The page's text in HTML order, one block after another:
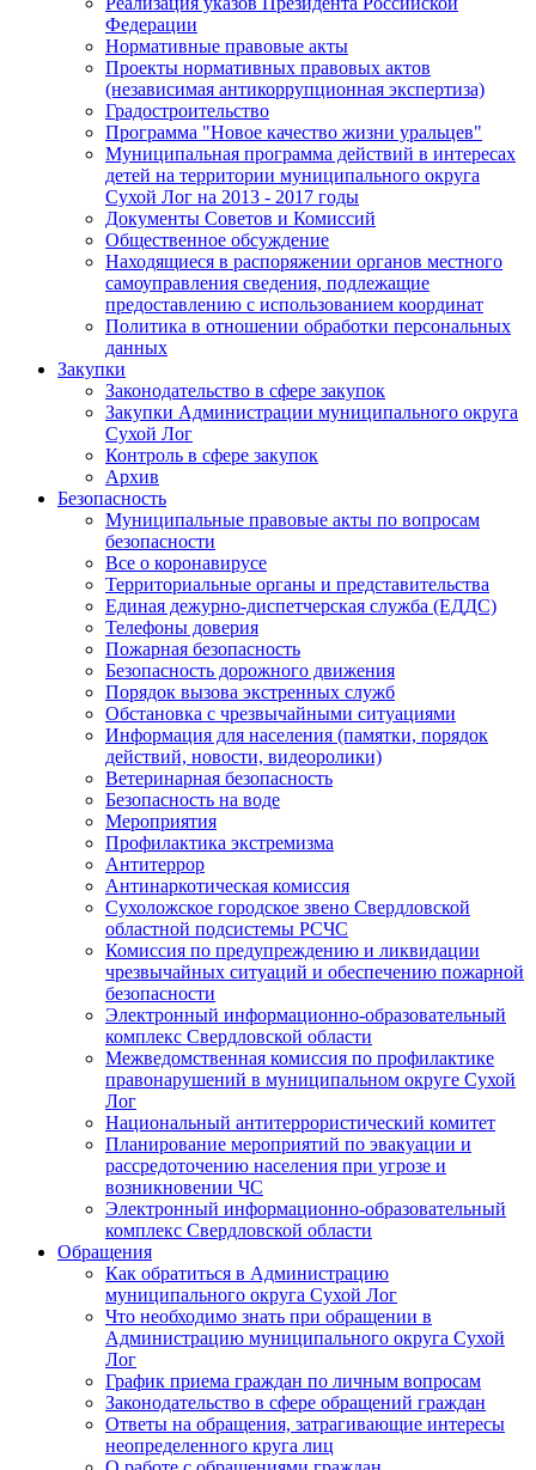
Федерации
Нормативные правовые акты
Проекты нормативных правовых актов
(независимая антикоррупционная экспертиза)
Градостроительство
Программа "Новое качество жизни уральцев"
Муниципальная программа действий в интересах
детей на территории муниципального округа
Сухой Лог на 2013 - 2017 годы
Документы Советов и Комиссий
Общественное обсуждение
Находящиеся в распоряжении органов местного
самоуправления сведения, подлежащие
предоставлению с использованием координат
Политика в отношении обработки персональных
данных
Закупки
Законодательство в сфере закупок
Закупки Администрации муниципального округа
Сухой Лог
Контроль в сфере закупок
Архив
Безопасность
Муниципальные правовые акты по вопросам
безопасности
Все о коронавирусе
Территориальные органы и представительства
Единая дежурно-диспетчерская служба (ЕДДС)
Телефоны доверия
Пожарная безопасность
Безопасность дорожного движения
Порядок вызова экстренных служб
Обстановка с чрезвычайными ситуациями
Информация для населения (памятки, порядок
действий, новости, видеоролики)
Ветеринарная безопасность
Безопасность на воде
Мероприятия
Профилактика экстремизма
Антитеррор
Антинаркотическая комиссия
Сухоложское городское звено Свердловской
областной подсистемы РСЧС
Комиссия по предупреждению и ликвидации
чрезвычайных ситуаций и обеспечению пожарной
безопасности
Электронный информационно-образовательный
комплекс Cвердловской области
Межведомственная комиссия по профилактике
правонарушений в муниципальном округе Сухой
Лог
Национальный антитеррористический комитет
Планирование мероприятий по эвакуации и
рассредоточению населения при угрозе и
возникновении ЧС
Электронный информационно-образовательный
комплекс Свердловской области
Обращения
Как обратиться в Администрацию
муниципального округа Сухой Лог
Что необходимо знать при обращении в
Администрацию муниципального округа Сухой
Лог
График приема граждан по личным вопросам
Законодательство в сфере обращений граждан
Ответы на обращения, затрагивающие интересы
неопределенного круга лиц